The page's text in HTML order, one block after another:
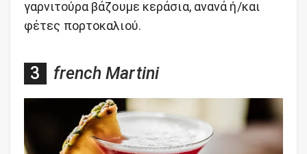
γαρνιτούρα βάζουμε κεράσια, ανανά ή/και
φέτες πορτοκαλιού.
french Martini